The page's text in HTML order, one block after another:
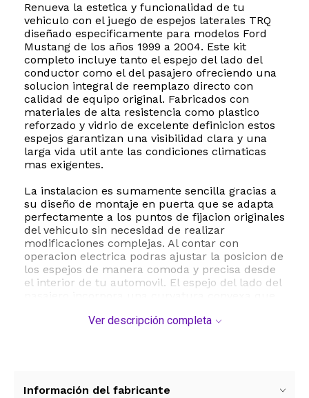
Renueva la estetica y funcionalidad de tu
vehiculo con el juego de espejos laterales TRQ
diseñado especificamente para modelos Ford
Mustang de los años 1999 a 2004. Este kit
completo incluye tanto el espejo del lado del
conductor como el del pasajero ofreciendo una
solucion integral de reemplazo directo con
calidad de equipo original. Fabricados con
materiales de alta resistencia como plastico
reforzado y vidrio de excelente definicion estos
espejos garantizan una visibilidad clara y una
larga vida util ante las condiciones climaticas
mas exigentes.
La instalacion es sumamente sencilla gracias a
su diseño de montaje en puerta que se adapta
perfectamente a los puntos de fijacion originales
del vehiculo sin necesidad de realizar
modificaciones complejas. Al contar con
operacion electrica podras ajustar la posicion de
los espejos de manera comoda y precisa desde
el interior de tu automovil. El espejo del lado del
significativamente los puntos ciegos y
Especificaciones tecnicas y compatibilidad:
Ver descripción completa
Información del fabricante